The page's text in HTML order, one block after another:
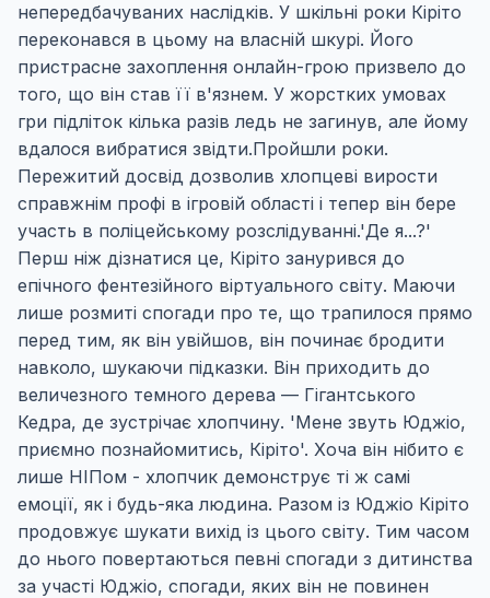
непередбачуваних наслідків. У шкільні роки Кіріто
переконався в цьому на власній шкурі. Його
пристрасне захоплення онлайн-грою призвело до
того, що він став її в'язнем. У жорстких умовах
гри підліток кілька разів ледь не загинув, але йому
вдалося вибратися звідти.Пройшли роки.
Пережитий досвід дозволив хлопцеві вирости
справжнім профі в ігровій області і тепер він бере
участь в поліцейському розслідуванні.'Де я...?'
Перш ніж дізнатися це, Кіріто занурився до
епічного фентезійного віртуального світу. Маючи
лише розмиті спогади про те, що трапилося прямо
перед тим, як він увійшов, він починає бродити
навколо, шукаючи підказки. Він приходить до
величезного темного дерева — Гігантського
Кедра, де зустрічає хлопчину. 'Мене звуть Юджіо,
приємно познайомитись, Кіріто'. Хоча він нібито є
лише НІПом - хлопчик демонструє ті ж самі
емоції, як і будь-яка людина. Разом із Юджіо Кіріто
продовжує шукати вихід із цього світу. Тим часом
до нього повертаються певні спогади з дитинства
за участі Юджіо, спогади, яких він не повинен